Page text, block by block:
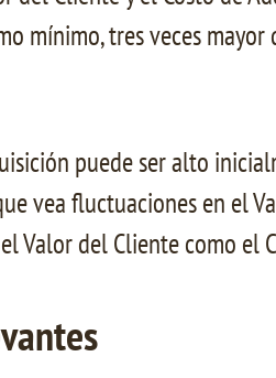
mínimo, tres veces
puede ser alto
vea fluctuaciones en el
Valor del Cliente como